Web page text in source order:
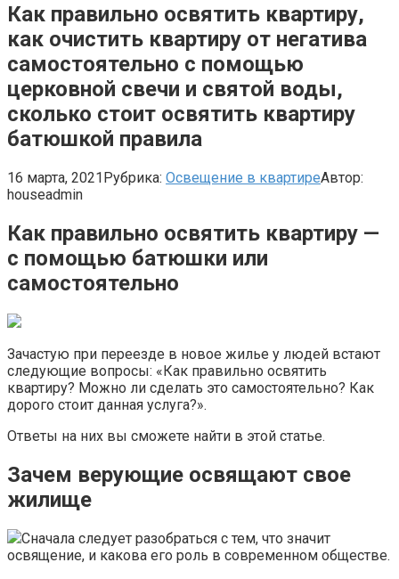
Как правильно освятить квартиру,
как очистить квартиру от негатива
самостоятельно с помощью
церковной свечи и святой воды,
сколько стоит освятить квартиру
батюшкой правила
16 марта, 2021Рубрика: Освещение в квартиреАвтор:
houseadmin
Как правильно освятить квартиру —
с помощью батюшки или
самостоятельно
Зачастую при переезде в новое жилье у людей встают
следующие вопросы: «Как правильно освятить
квартиру? Можно ли сделать это самостоятельно? Как
дорого стоит данная услуга?».
Ответы на них вы сможете найти в этой статье.
Зачем верующие освящают свое
жилище
Сначала следует разобраться с тем, что значит
освящение, и какова его роль в современном обществе.